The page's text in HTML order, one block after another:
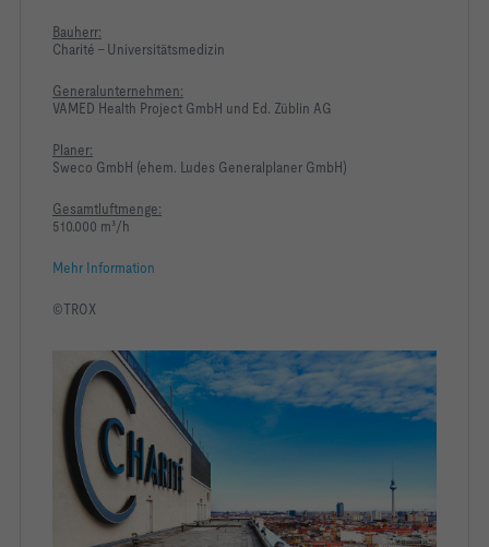
Bauherr:
Charité - Universitätsmedizin
Generalunternehmen:
VAMED Health Project GmbH und Ed. Züblin AG
Planer:
Sweco GmbH (ehem. Ludes Generalplaner GmbH)
Gesamtluftmenge:
510.000 m³/h
Mehr Information
©TROX